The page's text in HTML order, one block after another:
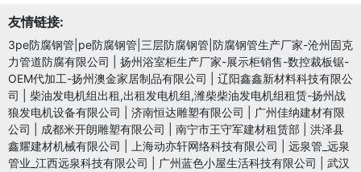
友情链接:
3pe防腐钢管|pe防腐钢管|三层防腐钢管|防腐钢管生产厂家-沧州固克
力管道防腐有限公司
扬州浴室柜生产厂家-展示柜销售-数控裁板锯-
OEM代加工-扬州澳金家居制品有限公司
辽阳鑫鑫新材料科技有限公
司
柴油发电机组出租,出租发电机组,潍柴柴油发电机组租赁-扬州战
狼发电机设备有限公司
济南恒达雕塑有限公司
广州佳纳建材有限
公司
成都米开朗雕塑有限公司 南宁市王守军建材租赁部
洪泽县
鑫耀建材机械有限公司
上海动亦轩网络科技有限公司
远泉管_远泉
管业_江西远泉科技有限公司
广州蓝色小屋生活科技有限公司
武汉